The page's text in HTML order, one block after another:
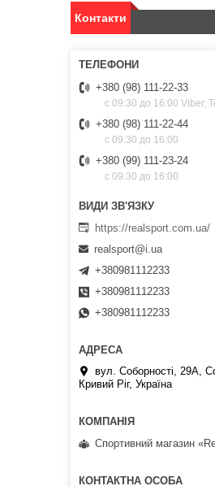
Контакти
+380 (98) 111-22-33
с 09:30 до 16:00 Viber,
+380 (98) 111-22-44
с 09:30 до 16:00
+380 (99) 111-23-24
с 09:30 до 16:00
https://realsport.com.ua/
realsport@i.ua
+380981112233
+380981112233
+380981112233
вул. Соборності, 29А,
Кривий Ріг, Україна
Спортивний магазин